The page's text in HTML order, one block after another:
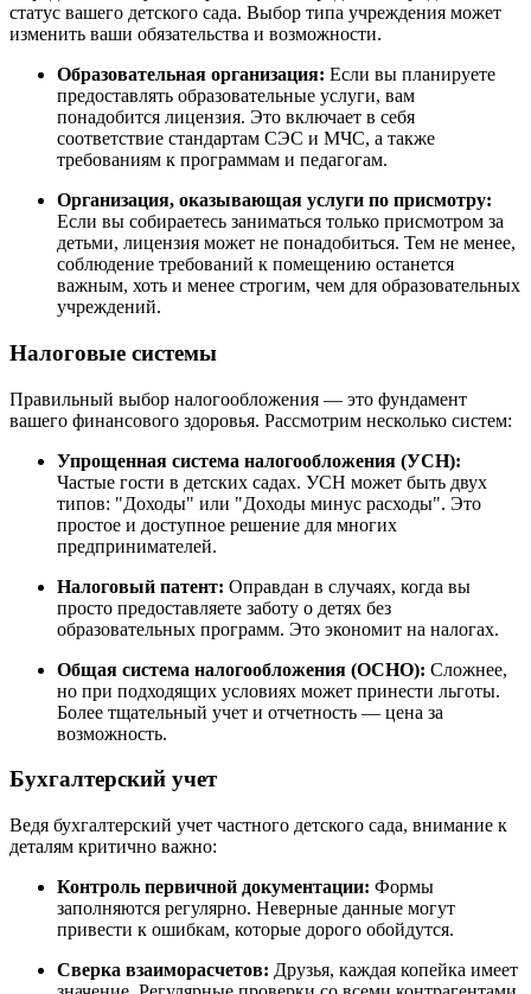
статус вашего детского сада. Выбор типа учреждения может
изменить ваши обязательства и возможности.
Образовательная организация: Если вы планируете
предоставлять образовательные услуги, вам
понадобится лицензия. Это включает в себя
соответствие стандартам СЭС и МЧС, а также
требованиям к программам и педагогам.
Организация, оказывающая услуги по присмотру:
Если вы собираетесь заниматься только присмотром за
детьми, лицензия может не понадобиться. Тем не менее,
соблюдение требований к помещению останется
важным, хоть и менее строгим, чем для образовательных
учреждений.
Налоговые системы
Правильный выбор налогообложения — это фундамент
вашего финансового здоровья. Рассмотрим несколько систем:
Упрощенная система налогообложения (УСН):
Частые гости в детских садах. УСН может быть двух
типов: "Доходы" или "Доходы минус расходы". Это
простое и доступное решение для многих
предпринимателей.
Налоговый патент: Оправдан в случаях, когда вы
просто предоставляете заботу о детях без
образовательных программ. Это экономит на налогах.
Общая система налогообложения (ОСНО): Сложнее,
но при подходящих условиях может принести льготы.
Более тщательный учет и отчетность — цена за
возможность.
Бухгалтерский учет
Ведя бухгалтерский учет частного детского сада, внимание к
деталям критично важно:
Контроль первичной документации: Формы
заполняются регулярно. Неверные данные могут
привести к ошибкам, которые дорого обойдутся.
Сверка взаиморасчетов: Друзья, каждая копейка имеет